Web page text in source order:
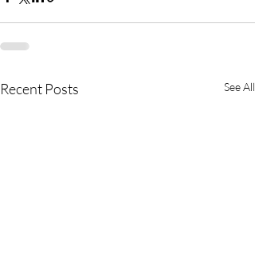
Recent Posts See All